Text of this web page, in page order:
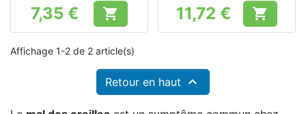
Prix
7,35 €  Prix
11,72 € 
Affichage 1-2 de 2 article(s)
Retour en haut 